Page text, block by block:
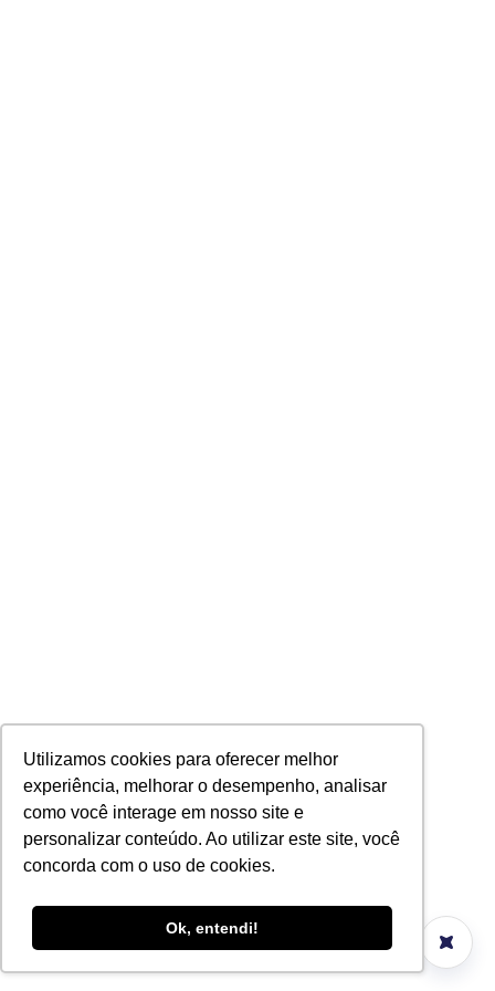
Utilizamos cookies para oferecer melhor
experiência, melhorar o desempenho, analisar
como você interage em nosso site e
personalizar conteúdo. Ao utilizar este site, você
concorda com o uso de cookies.
Ok, entendi!